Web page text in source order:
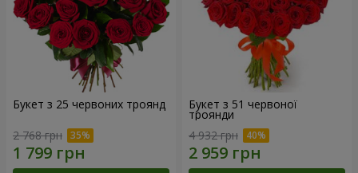
Букет з 25 червоних троянд
2 768 грн
Букет з 51 червоної
троянди
4 932 грн